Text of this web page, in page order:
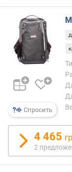
Спросить
4 465
2